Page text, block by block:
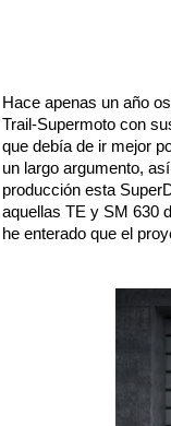
Hace apenas un año
Trail-Supermoto con
que debía de ir mejor
un largo argumento,
producción esta
aquellas TE y SM 630
he enterado que el